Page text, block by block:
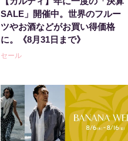
SALE」開催中。世界のフルー
ツやお酒などがお買い得価格
に。《8月31日まで》
セール